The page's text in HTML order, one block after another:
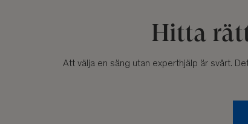
Hitta
Att välja en säng utan experthjälp är svårt.